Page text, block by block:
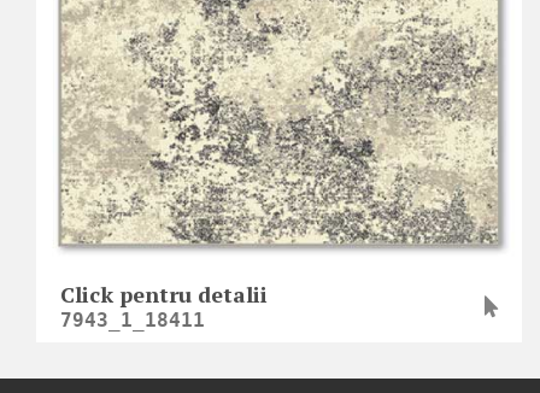
Click pentru detalii
7943_1_18411